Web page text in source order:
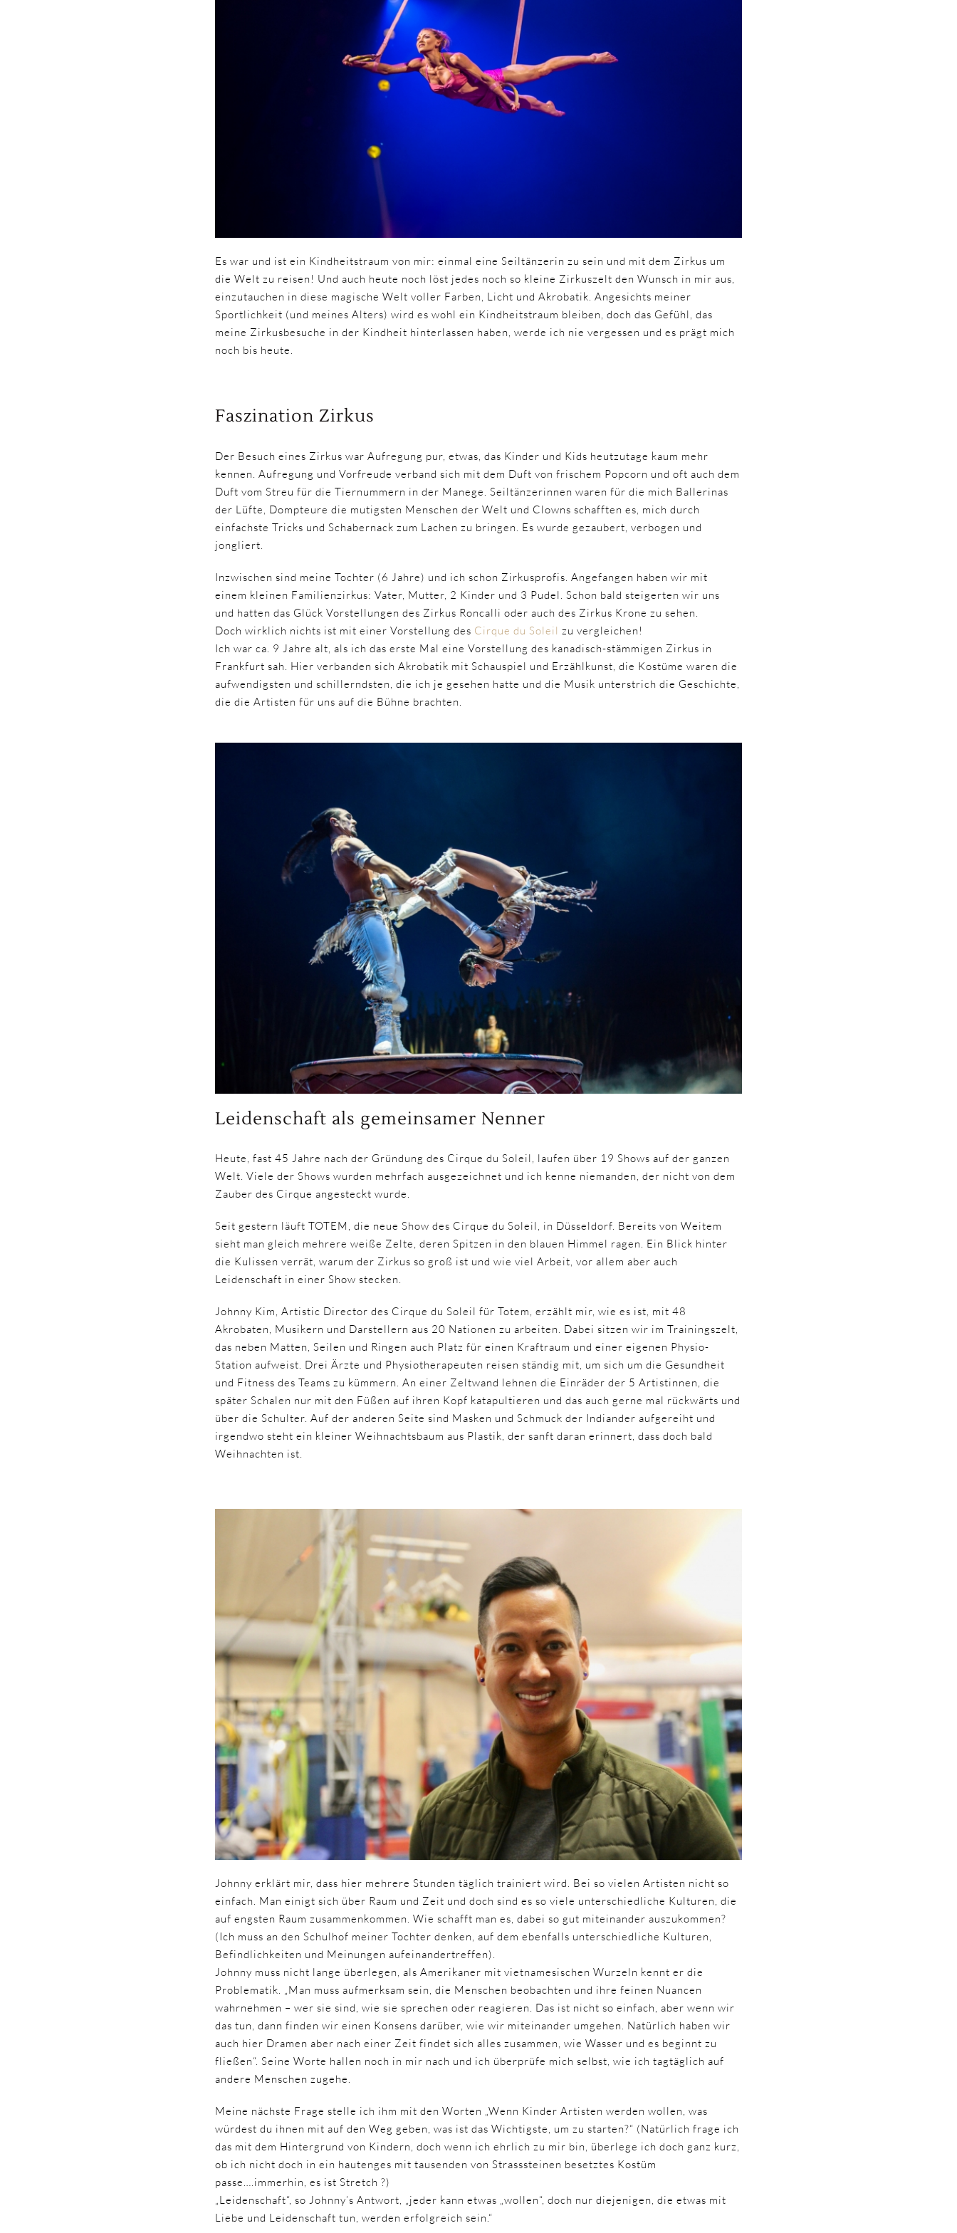
Es war und ist ein Kindheitstraum von mir: einmal eine Seiltänzerin zu sein und mit dem Zirkus um
die Welt zu reisen! Und auch heute noch löst jedes noch so kleine Zirkuszelt den Wunsch in mir aus,
einzutauchen in diese magische Welt voller Farben, Licht und Akrobatik. Angesichts meiner
Sportlichkeit (und meines Alters) wird es wohl ein Kindheitstraum bleiben, doch das Gefühl, das
meine Zirkusbesuche in der Kindheit hinterlassen haben, werde ich nie vergessen und es prägt mich
noch bis heute.
Faszination Zirkus
Der Besuch eines Zirkus war Aufregung pur, etwas, das Kinder und Kids heutzutage kaum mehr
kennen. Aufregung und Vorfreude verband sich mit dem Duft von frischem Popcorn und oft auch dem
Duft vom Streu für die Tiernummern in der Manege. Seiltänzerinnen waren für die mich Ballerinas
der Lüfte, Dompteure die mutigsten Menschen der Welt und Clowns schafften es, mich durch
einfachste Tricks und Schabernack zum Lachen zu bringen. Es wurde gezaubert, verbogen und
jongliert.
Inzwischen sind meine Tochter (6 Jahre) und ich schon Zirkusprofis. Angefangen haben wir mit
einem kleinen Familienzirkus: Vater, Mutter, 2 Kinder und 3 Pudel. Schon bald steigerten wir uns
und hatten das Glück Vorstellungen des Zirkus Roncalli oder auch des Zirkus Krone zu sehen.
Doch wirklich nichts ist mit einer Vorstellung des Cirque du Soleil zu vergleichen!
Ich war ca. 9 Jahre alt, als ich das erste Mal eine Vorstellung des kanadisch-stämmigen Zirkus in
Frankfurt sah. Hier verbanden sich Akrobatik mit Schauspiel und Erzählkunst, die Kostüme waren die
aufwendigsten und schillerndsten, die ich je gesehen hatte und die Musik unterstrich die Geschichte,
die die Artisten für uns auf die Bühne brachten.
Leidenschaft als gemeinsamer Nenner
Heute, fast 45 Jahre nach der Gründung des Cirque du Soleil, laufen über 19 Shows auf der ganzen
Welt. Viele der Shows wurden mehrfach ausgezeichnet und ich kenne niemanden, der nicht von dem
Zauber des Cirque angesteckt wurde.
Seit gestern läuft TOTEM, die neue Show des Cirque du Soleil, in Düsseldorf. Bereits von Weitem
sieht man gleich mehrere weiße Zelte, deren Spitzen in den blauen Himmel ragen. Ein Blick hinter
die Kulissen verrät, warum der Zirkus so groß ist und wie viel Arbeit, vor allem aber auch
Leidenschaft in einer Show stecken.
Johnny Kim, Artistic Director des Cirque du Soleil für Totem, erzählt mir, wie es ist, mit 48
Akrobaten, Musikern und Darstellern aus 20 Nationen zu arbeiten. Dabei sitzen wir im Trainingszelt,
das neben Matten, Seilen und Ringen auch Platz für einen Kraftraum und einer eigenen Physio-
Station aufweist. Drei Ärzte und Physiotherapeuten reisen ständig mit, um sich um die Gesundheit
und Fitness des Teams zu kümmern. An einer Zeltwand lehnen die Einräder der 5 Artistinnen, die
später Schalen nur mit den Füßen auf ihren Kopf katapultieren und das auch gerne mal rückwärts und
über die Schulter. Auf der anderen Seite sind Masken und Schmuck der Indiander aufgereiht und
irgendwo steht ein kleiner Weihnachtsbaum aus Plastik, der sanft daran erinnert, dass doch bald
Weihnachten ist.
Johnny erklärt mir, dass hier mehrere Stunden täglich trainiert wird. Bei so vielen Artisten nicht so
einfach. Man einigt sich über Raum und Zeit und doch sind es so viele unterschiedliche Kulturen, die
auf engsten Raum zusammenkommen. Wie schafft man es, dabei so gut miteinander auszukommen?
(Ich muss an den Schulhof meiner Tochter denken, auf dem ebenfalls unterschiedliche Kulturen,
Befindlichkeiten und Meinungen aufeinandertreffen).
Johnny muss nicht lange überlegen, als Amerikaner mit vietnamesischen Wurzeln kennt er die
Problematik. „Man muss aufmerksam sein, die Menschen beobachten und ihre feinen Nuancen
wahrnehmen – wer sie sind, wie sie sprechen oder reagieren. Das ist nicht so einfach, aber wenn wir
das tun, dann finden wir einen Konsens darüber, wie wir miteinander umgehen. Natürlich haben wir
auch hier Dramen aber nach einer Zeit findet sich alles zusammen, wie Wasser und es beginnt zu
fließen“. Seine Worte hallen noch in mir nach und ich überprüfe mich selbst, wie ich tagtäglich auf
andere Menschen zugehe.
Meine nächste Frage stelle ich ihm mit den Worten „Wenn Kinder Artisten werden wollen, was
würdest du ihnen mit auf den Weg geben, was ist das Wichtigste, um zu starten?“ (Natürlich frage ich
das mit dem Hintergrund von Kindern, doch wenn ich ehrlich zu mir bin, überlege ich doch ganz kurz,
ob ich nicht doch in ein hautenges mit tausenden von Strasssteinen besetztes Kostüm
passe….immerhin, es ist Stretch ?)
„Leidenschaft“, so Johnny’s Antwort, „jeder kann etwas „wollen“, doch nur diejenigen, die etwas mit
Liebe und Leidenschaft tun, werden erfolgreich sein.“